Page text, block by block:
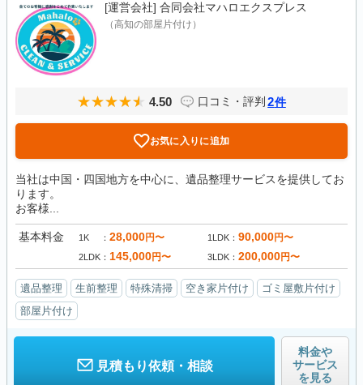
[運営会社] 合同会社マハロエクスプレス
（高知の部屋片付け）
4.50 口コミ・評判 2件
お気に入りに追加
当社は中国・四国地方を中心に、遺品整理サービスを提供してお
ります。
お客様...
基本料金 1K 28,000円〜 1LDK 90,000円〜
2LDK 145,000円〜 3LDK 200,000円〜
遺品整理 生前整理 特殊清掃 空き家片付け
ゴミ屋敷片付け
部屋片付け
見積もり依頼・相談
料金や
サービス
を見る